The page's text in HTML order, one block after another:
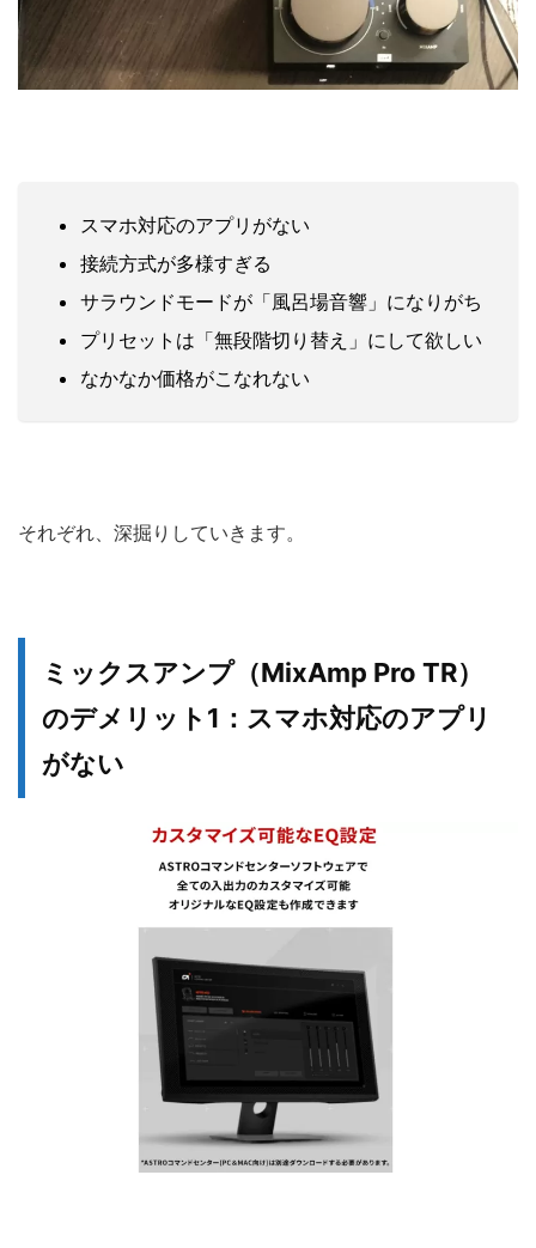
スマホ対応のアプリがない
接続方式が多様すぎる
サラウンドモードが「風呂場音響」になりがち
プリセットは「無段階切り替え」にして欲しい
なかなか価格がこなれない
それぞれ、深掘りしていきます。
ミックスアンプ（MixAmp Pro TR）
のデメリット1：スマホ対応のアプリ
がない